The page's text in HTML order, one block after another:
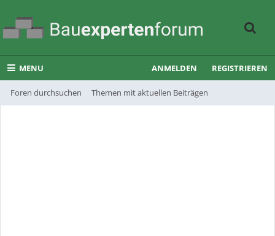
MENU
Foren durchsuchen Themen mit aktuellen Beiträgen
ANMELDEN REGISTRIEREN